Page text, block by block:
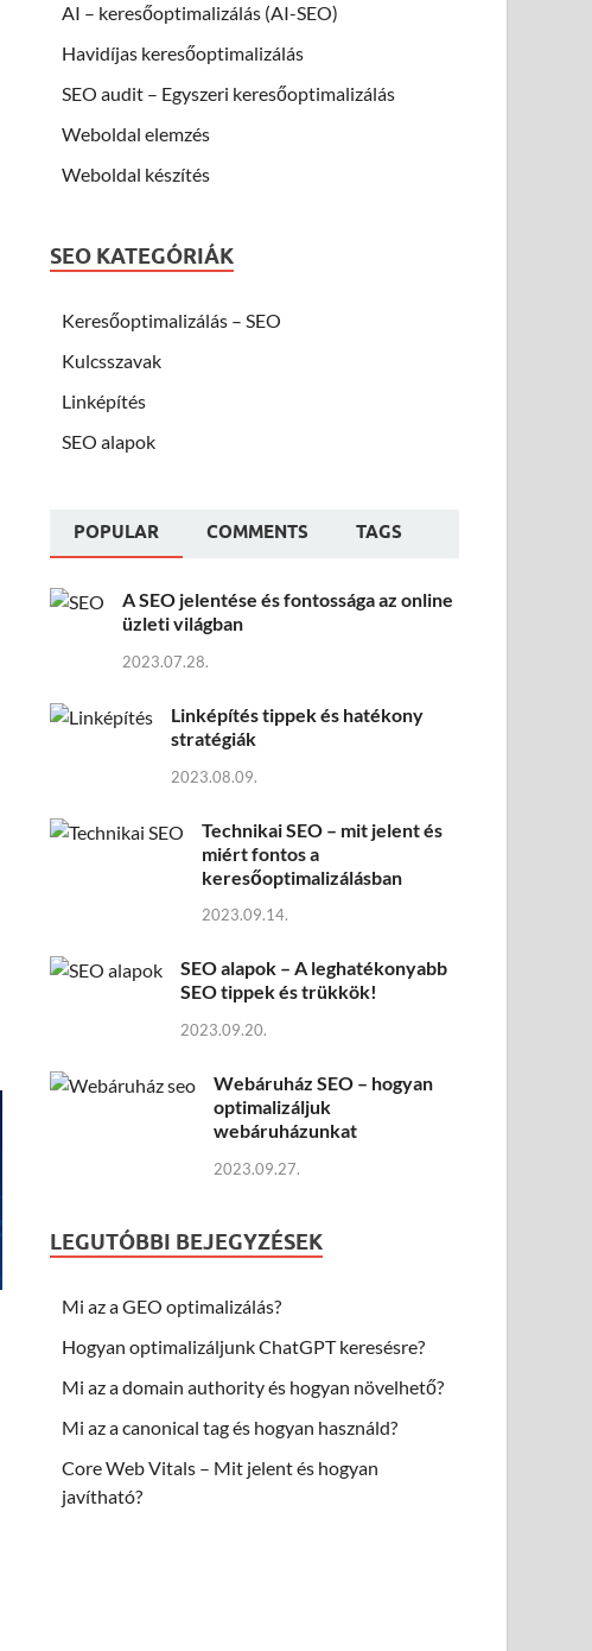
AI – keresőoptimalizálás (AI-SEO)
Havidíjas keresőoptimalizálás
SEO audit – Egyszeri keresőoptimalizálás
Weboldal elemzés
Weboldal készítés
SEO KATEGÓRIÁK
Keresőoptimalizálás – SEO
Kulcsszavak
Linképítés
SEO alapok
POPULAR COMMENTS TAGS
A SEO jelentése és fontossága az online
üzleti világban
2023.07.28.
Linképítés tippek és hatékony
stratégiák
2023.08.09.
Technikai SEO – mit jelent és
miért fontos a
keresőoptimalizálásban
2023.09.14.
SEO alapok – A leghatékonyabb
SEO tippek és trükkök!
2023.09.20.
Webáruház SEO – hogyan
optimalizáljuk
webáruházunkat
2023.09.27.
LEGUTÓBBI BEJEGYZÉSEK
Mi az a GEO optimalizálás?
Hogyan optimalizáljunk ChatGPT keresésre?
Mi az a domain authority és hogyan növelhető?
Mi az a canonical tag és hogyan használd?
Core Web Vitals – Mit jelent és hogyan
javítható?